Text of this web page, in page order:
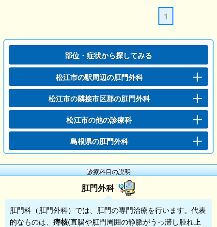
1
部位・症状から探してみる
松江市の駅周辺の肛門外科
松江市の隣接市区郡の肛門外科
松江市の他の診療科
島根県の肛門外科
診療科目の説明
肛門外科
肛門科 （肛門外科）では、肛門の専門治療を行います。代表
的なものは、 痔核(直腸や肛門周囲の静脈がうっ滞し腫れ上